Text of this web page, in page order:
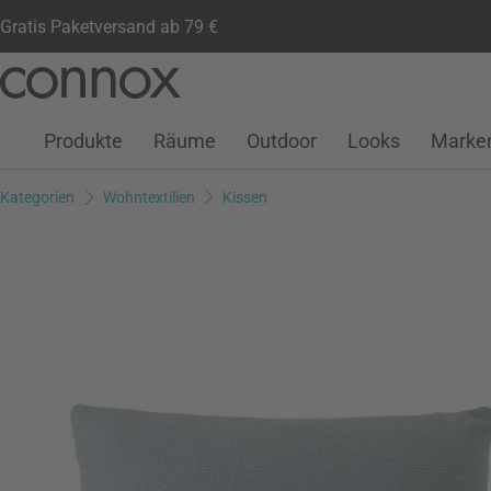
Gratis Paketversand ab 79 €
Seiteninhalt
Suchfeld
Kundenkonto
Wunschliste
Warenkorb
Produkte Räume Outdoor Looks
Kategorien Wohntextilien Kissen